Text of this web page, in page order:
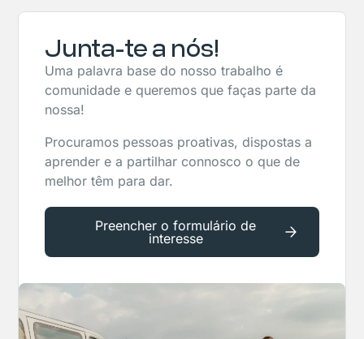
Junta-te a nós!
Uma palavra base do nosso trabalho é
comunidade e queremos que faças parte da
nossa!
Procuramos pessoas proativas, dispostas a
aprender e a partilhar connosco o que de
melhor têm para dar.
Preencher o formulário de
interesse